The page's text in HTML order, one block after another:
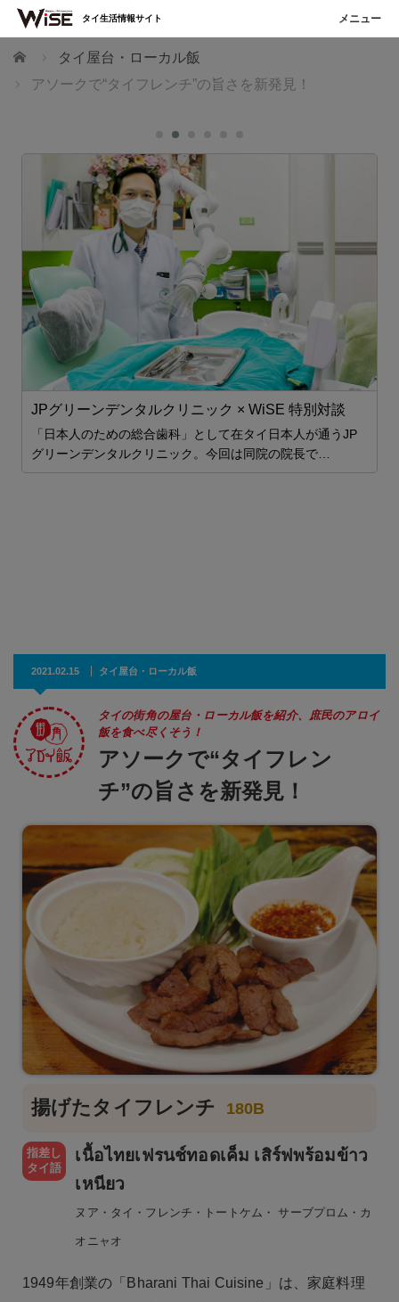
ホーム
タイ屋台・ローカル飯
アソークで“タイフレンチ”の旨さを新発見！
JPグリーンデンタルクリニック × WiSE 特別対談
「日本人のための総合歯科」として在タイ日本人が通うJP
グリーンデンタルクリニック。今回は同院の院長で…
2021.02.15 タイ屋台・ローカル飯
タイの街角の屋台・ローカル飯を紹介、庶民のアロイ
飯を食べ尽くそう！
アソークで“タイフレン
チ”の旨さを新発見！
揚げたタイフレンチ 180B
指差し
タイ語
เนื้อไทยเฟรนช์ทอดเค็ม เสิร์ฟพร้อมข้าว
เหนียว
ヌア・タイ・フレンチ・トートケム・ サーブプロム・カ
オニャオ
1949年創業の「Bharani Thai Cuisine」は、家庭料理
タイ生活情報サイト